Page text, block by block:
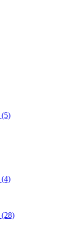
(5)
(4)
(28)